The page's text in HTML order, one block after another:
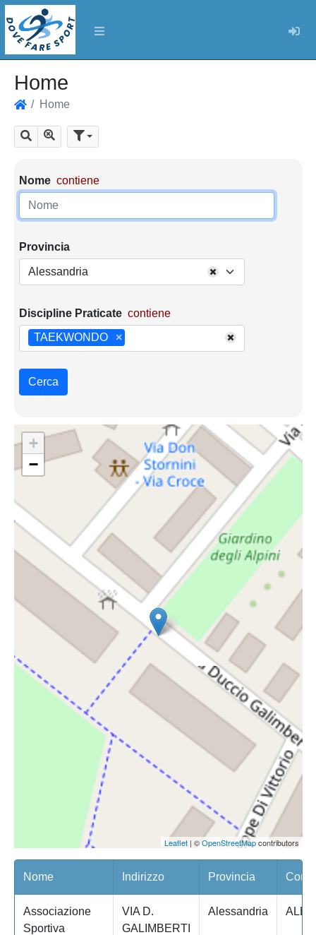
Home
Home
Cerca Mostra tutti i risultati
Parametri di ricerca
Nome contiene
Provincia
Alessandria
Discipline Praticate contiene
×
TAEKWONDO
Cerca
+
−
Leaflet| ©OpenStreetMapcontributors
Nome Indirizzo Provincia
Associazione
Sportiva
VIA D.
GALIMBERTI
Alessandria